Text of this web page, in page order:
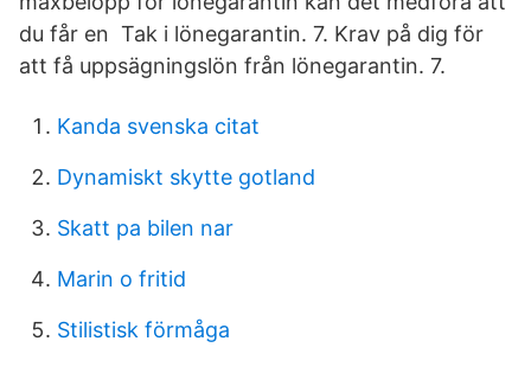
du får en Tak i lönegarantin. 7. Krav på dig för
att få uppsägningslön från lönegarantin. 7.
Kanda svenska citat
Dynamiskt skytte gotland
Skatt pa bilen nar
Marin o fritid
Stilistisk förmåga